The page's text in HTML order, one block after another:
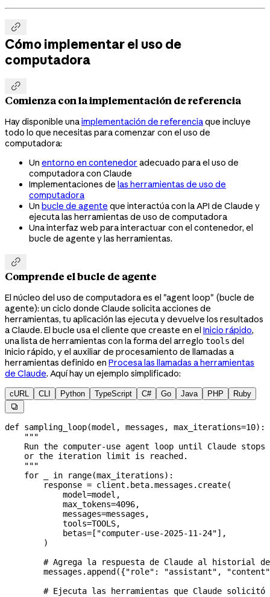

Cómo implementar el uso de
computadora

Comienza con la implementación de referencia
Hay disponible unaimplementación de referenciaque incluye
todo lo que necesitas para comenzar con el uso de
computadora:
Un entorno en contenedor adecuado para el uso de
computadora con Claude
Implementaciones de las herramientas de uso de
computadora
Un bucle de agente que interactúa con la API de Claude y
ejecuta las herramientas de uso de computadora
Una interfaz web para interactuar con el contenedor, el
bucle de agente y las herramientas.

Comprende el bucle de agente
El núcleo del uso de computadora es el "agent loop" (bucle de
agente): un ciclo donde Claude solicita acciones de
herramientas, tu aplicación las ejecuta y devuelve los resultados
a Claude. El bucle usa el cliente que creaste en el Inicio rápido,
una lista de herramientas con la forma del arreglo tools del
Inicio rápido, y el auxiliar de procesamiento de llamadas a
herramientas definido en Procesa las llamadas a herramientas
de Claude. Aquí hay un ejemplo simplificado:
cURL CLI Python TypeScript C# Go Java PHP Ruby

def sampling_loop(model , messages , max_iterations=10):
    """
Run the computer-use agent loop until Claude stops
    or the iteration limit is reached.
    """
    for
in range(max_iterations):
        response
= client.beta.messages.create(
            model
=model,
            max_tokens
=4096,
            messages
=messages,
            tools
=TOOLS,
            betas
= [ "computer-use-2025-11-24"],
        )
# Agrega la respuesta de Claude al historial
        messages.append({
"role" : "assistant" ,
"content"
# Ejecuta las herramientas que Claude solicitó